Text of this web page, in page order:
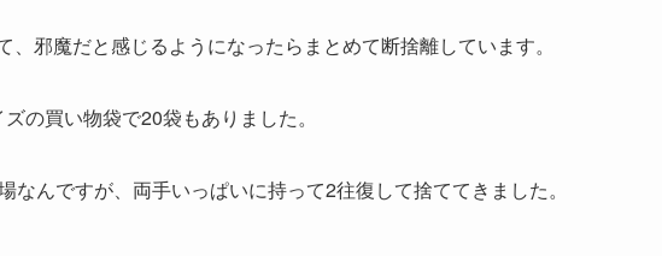
邪魔だと感じるようになったらまとめて断捨離しています。
の買い物袋で20袋もありました。
んですが、両手いっぱいに持って2往復して捨ててきました。